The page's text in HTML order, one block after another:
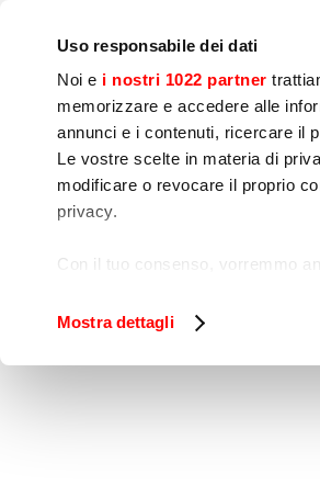
Uso responsabile dei dati
Noi e i nostri 1022 partner
memorizzare e accedere alle
annunci e i contenuti, ricercare il
Le vostre scelte in materia di
modificare o revocare il proprio
privacy.
Con il tuo consenso, vorremmo
Identificare il tuo
funzionalità dei social media e
sito con i nostri partner che si
Mostra dettagli
Kook
apparatuur